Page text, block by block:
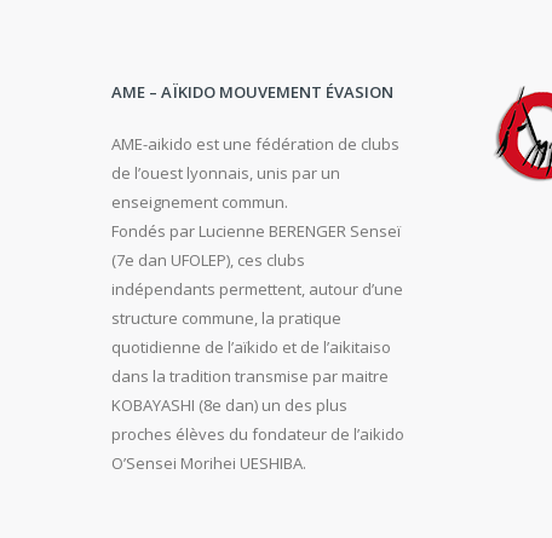
AME – AÏKIDO MOUVEMENT ÉVASION
AME-aikido est une fédération de clubs
de l’ouest lyonnais, unis par un
enseignement commun.
Fondés par Lucienne BERENGER Senseï
(7e dan UFOLEP), ces clubs
indépendants permettent, autour d’une
structure commune, la pratique
quotidienne de l’aïkido et de l’aikitaiso
dans la tradition transmise par maitre
KOBAYASHI (8e dan) un des plus
proches élèves du fondateur de l’aikido
O’Sensei Morihei UESHIBA.